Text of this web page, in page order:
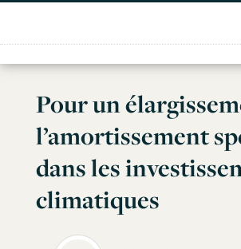
Skip
content
Pour un
l’amortissement
dans les
climatiques